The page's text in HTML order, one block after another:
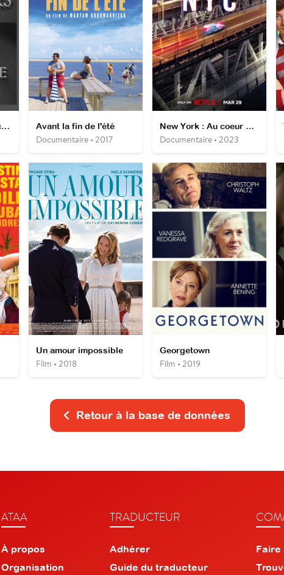
La sculpture et les sculpteurs Avant la fin de l'été
Documentaire • 2017
New York : Au coeur de l'urgence
Documentaire • 2023
Un amour impossible
Film • 2018
Georgetown
Film • 2019
Retour à la base de données
ATAA
À propos
Organisation
TRADUCTEUR
Adhérer
Guide du traducteur